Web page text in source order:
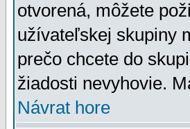
otvorená, môžete
užívateľskej skupiny
prečo chcete do
žiadosti nevyhovie.
Návrat hore